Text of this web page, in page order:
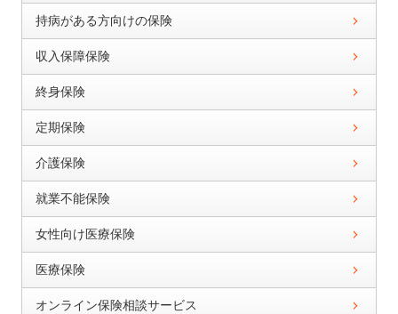
持病がある方向けの保険
収入保障保険
終身保険
定期保険
介護保険
就業不能保険
女性向け医療保険
医療保険
オンライン保険相談サービス